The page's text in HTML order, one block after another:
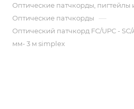
Оптические патчкорды, пигтейлы
Оптические патчкорды —
Оптический патчкорд FC/UPC - SC/
мм- 3 м simplex